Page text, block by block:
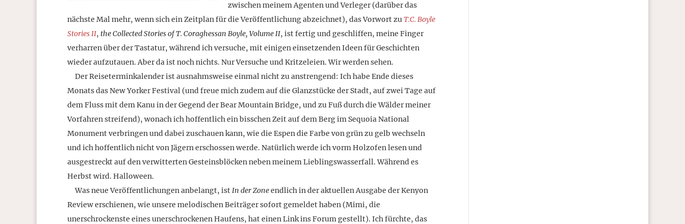
zwischen meinem Agenten und Verleger (darüber das
nächste Mal mehr, wenn sich ein Zeitplan für die Veröffentlichung abzeichnet), das Vorwort zuT.C. Boyle
Stories II, the Collected Stories of T. Coraghessan Boyle, Volume II, ist fertig und geschliffen, meine Finger
verharren über der Tastatur, während ich versuche, mit einigen einsetzenden Ideen für Geschichten
wieder aufzutauen. Aber da ist noch nichts. Nur Versuche und Kritzeleien. Wir werden sehen.
Der Reiseterminkalender ist ausnahmsweise einmal nicht zu anstrengend: Ich habe Ende dieses
Monats das New Yorker Festival (und freue mich zudem auf die Glanzstücke der Stadt, auf zwei Tage auf
dem Fluss mit dem Kanu in der Gegend der Bear Mountain Bridge, und zu Fuß durch die Wälder meiner
Vorfahren streifend), wonach ich hoffentlich ein bisschen Zeit auf dem Berg im Sequoia National
Monument verbringen und dabei zuschauen kann, wie die Espen die Farbe von grün zu gelb wechseln
und ich hoffentlich nicht von Jägern erschossen werde. Natürlich werde ich vorm Holzofen lesen und
ausgestreckt auf den verwitterten Gesteinsblöcken neben meinem Lieblingswasserfall. Während es
Herbst wird. Halloween.
Was neue Veröffentlichungen anbelangt, istIn der Zoneendlich in der aktuellen Ausgabe der Kenyon
Review erschienen, wie unsere melodischen Beiträger sofort gemeldet haben (Mimi, die
unerschrockenste eines unerschrockenen Haufens, hat einen Link ins Forum gestellt). Ich fürchte, das